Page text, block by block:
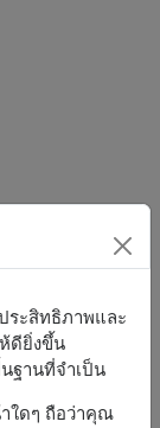
ซและใบยู
ดชื่น สดใส
ระสิทธิภาพและ
ดียิ่งขึ้น
ฐานที่จำเป็น
ใดๆ ถือว่าคุณ